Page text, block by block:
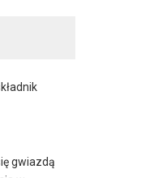
gwiazdą